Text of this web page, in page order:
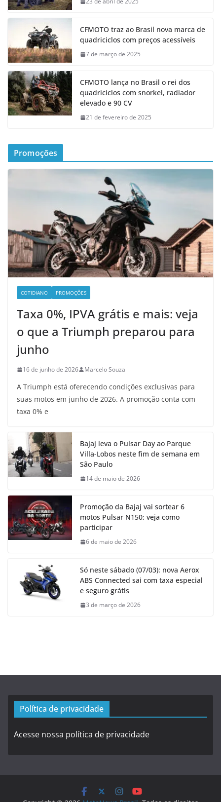
CFMOTO traz ao Brasil nova marca de
quadriciclos com preços acessíveis
7 de março de 2025
CFMOTO lança no Brasil o rei dos
quadriciclos com snorkel, radiador
elevado e 90 CV
21 de fevereiro de 2025
Promoções
COTIDIANO PROMOÇÕES
Taxa 0%, IPVA grátis e mais: veja
o que a Triumph preparou para
junho
16 de junho de 2026 Marcelo Souza
A Triumph está oferecendo condições exclusivas para
suas motos em junho de 2026. A promoção conta com
taxa 0% e
Bajaj leva o Pulsar Day ao Parque
Villa-Lobos neste fim de semana em
São Paulo
14 de maio de 2026
Promoção da Bajaj vai sortear 6
motos Pulsar N150; veja como
participar
6 de maio de 2026
Só neste sábado (07/03): nova Aerox
ABS Connected sai com taxa especial
e seguro grátis
3 de março de 2026
Política de privacidade
Acesse nossa política de privacidade